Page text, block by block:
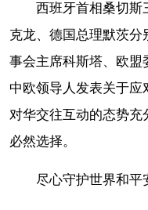
西班牙首相桑切斯
克龙、德国总理默茨
事会主席科斯塔、欧盟
中欧领导人发表关于
对华交往互动的态势充
必然选择。
尽心守护世界和